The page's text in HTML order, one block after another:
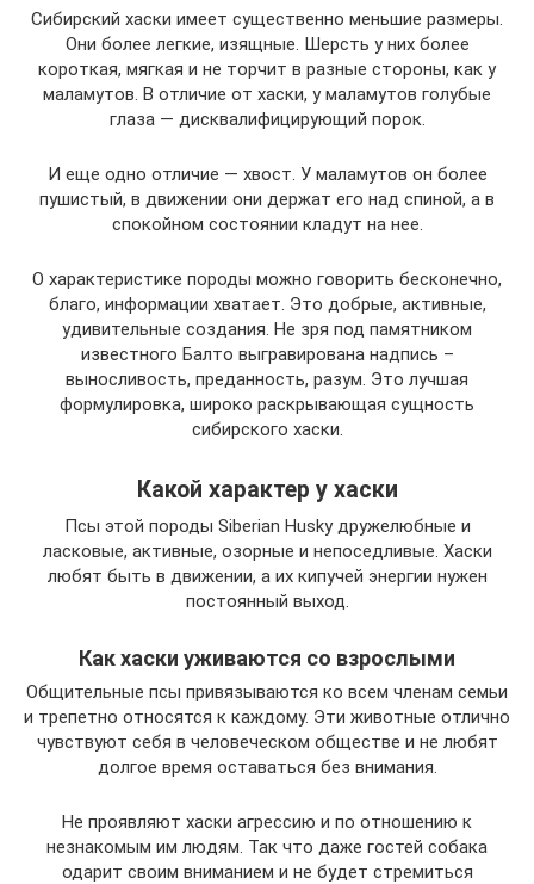
Сибирский хаски имеет существенно меньшие размеры.
Они более легкие, изящные. Шерсть у них более
короткая, мягкая и не торчит в разные стороны, как у
маламутов. В отличие от хаски, у маламутов голубые
глаза — дисквалифицирующий порок.
И еще одно отличие — хвост. У маламутов он более
пушистый, в движении они держат его над спиной, а в
спокойном состоянии кладут на нее.
О характеристике породы можно говорить бесконечно,
благо, информации хватает. Это добрые, активные,
удивительные создания. Не зря под памятником
известного Балто выгравирована надпись –
выносливость, преданность, разум. Это лучшая
формулировка, широко раскрывающая сущность
сибирского хаски.
Какой характер у хаски
Псы этой породы Siberian Husky дружелюбные и
ласковые, активные, озорные и непоседливые. Хаски
любят быть в движении, а их кипучей энергии нужен
постоянный выход.
Как хаски уживаются со взрослыми
Общительные псы привязываются ко всем членам семьи
и трепетно относятся к каждому. Эти животные отлично
чувствуют себя в человеческом обществе и не любят
долгое время оставаться без внимания.
Не проявляют хаски агрессию и по отношению к
незнакомым им людям. Так что даже гостей собака
одарит своим вниманием и не будет стремиться